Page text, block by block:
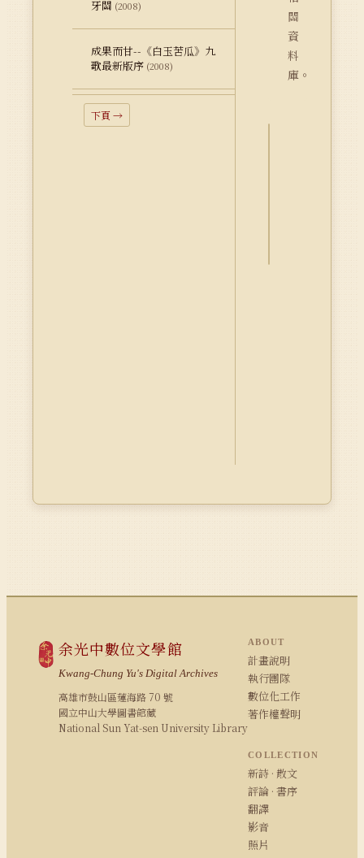
牙關 (2008)
成果而甘--《白玉苦瓜》九
歌最新版序 (2008)
下頁 →
關
資
料
庫。
余光中數位文學館
Kwang-Chung Yu's Digital Archives
高雄市鼓山區蓮海路 70 號
國立中山大學圖書館藏
National Sun Yat-sen University Library
ABOUT
計畫說明
執行團隊
數位化工作
著作權聲明
COLLECTION
新詩 · 散文
評論 · 書序
翻譯
影音
照片